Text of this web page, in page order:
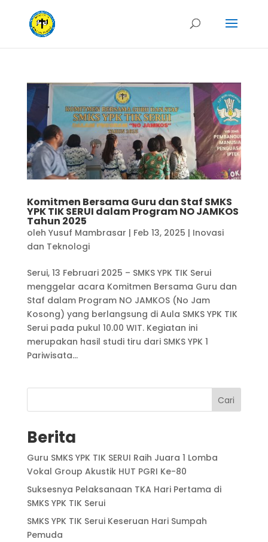
Komitmen Bersama Guru dan Staf SMKS
YPK TIK SERUI dalam Program NO JAMKOS
Tahun 2025
oleh Yusuf Mambrasar | Feb 13, 2025 | Inovasi
dan Teknologi
Serui, 13 Februari 2025 – SMKS YPK TIK Serui
menggelar acara Komitmen Bersama Guru dan
Staf dalam Program NO JAMKOS (No Jam
Kosong) yang berlangsung di Aula SMKS YPK TIK
Serui pada pukul 10.00 WIT. Kegiatan ini
merupakan hasil studi tiru dari SMKS YPK 1
Pariwisata...
Cari
Berita
Guru SMKS YPK TIK SERUI Raih Juara 1 Lomba
Vokal Group Akustik HUT PGRI Ke-80
Suksesnya Pelaksanaan TKA Hari Pertama di
SMKS YPK TIK Serui
SMKS YPK TIK Serui Keseruan Hari Sumpah
Pemuda